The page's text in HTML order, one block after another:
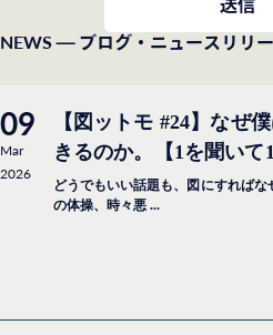
NEWS— ブログ・ニュースリリ
09
Mar
2026
【図ットモ #24】なぜ
きるのか。【1を聞いて
どうでもいい話題も、図にすれば
の体操、時々悪 ...